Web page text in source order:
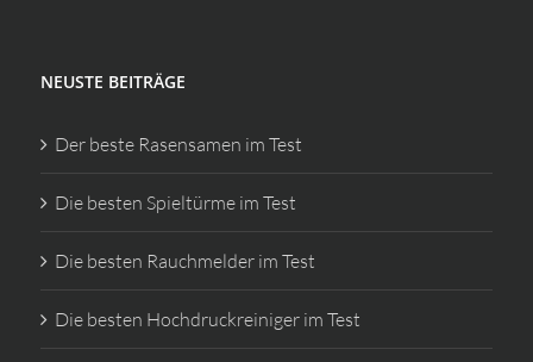
NEUSTE BEITRÄGE
Der beste Rasensamen im Test
Die besten Spieltürme im Test
Die besten Rauchmelder im Test
Die besten Hochdruckreiniger im Test